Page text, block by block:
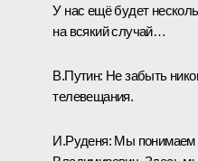
У нас ещё будет
на всякий случай…
В.Путин: Не забыть
телевещания.
И.Руденя: Мы понимаем